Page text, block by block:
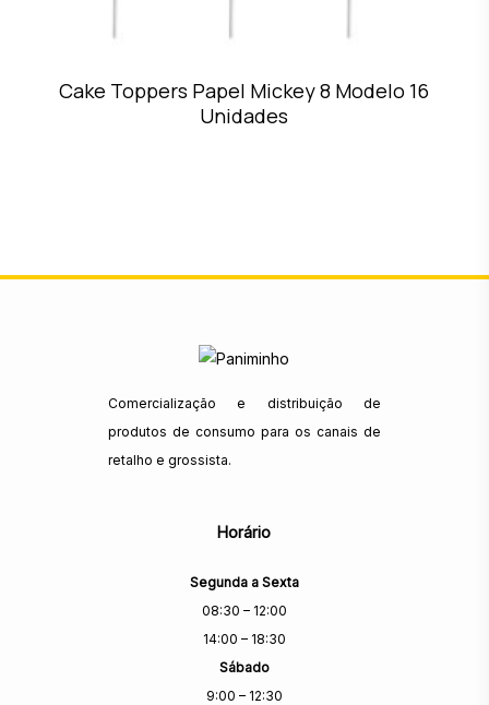
Cake Toppers Papel Mickey 8 Modelo 16
Unidades
Comercialização e distribuição de
produtos de consumo para os canais de
retalho e grossista.
Horário
Segunda a Sexta
08:30 – 12:00
14:00 – 18:30
Sábado
9:00 – 12:30